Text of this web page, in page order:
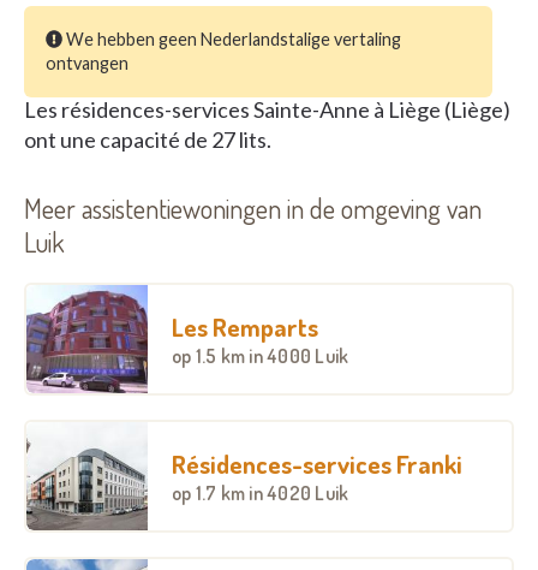
We hebben geen Nederlandstalige vertaling
ontvangen
Les résidences-services Sainte-Anne à Liège (Liège)
ont une capacité de 27 lits.
Meer assistentiewoningen in de omgeving van
Luik
Les Remparts
op 1.5 km in 4000 Luik
Résidences-services Franki
op 1.7 km in 4020 Luik